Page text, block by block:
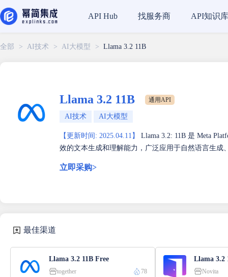
全部 > AI技术 > AI大模型 > Llama 3.2 11B
Llama 3.2 11B 通用API
AI技术 AI大模型
【更新时间: 2025.04.11】
Llama 3.2: 11B 是 Meta
效的文本生成和理解能力，广泛应用于自然语言生成
立即采购>
最佳渠道
Llama 3.2 11B Free
together
78
Novita
API Hub 找服务商 API知识库